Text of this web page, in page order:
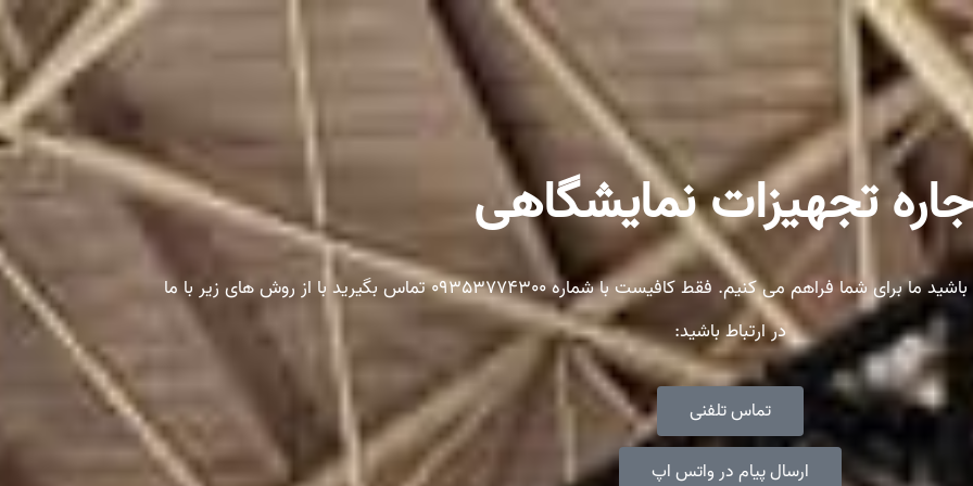
تجهیزات نمایشگاهی
هر تجهیزات و وسایلی در نمایشگاه نیاز داشته باشید ما برای شما فراهم می کنیم. فقط کافیست با شماره 09353774300 تماس بگیرید با از روش های زیر با ما
در ارتباط باشید:
تماس تلفنی
ارسال پیام در واتس اپ